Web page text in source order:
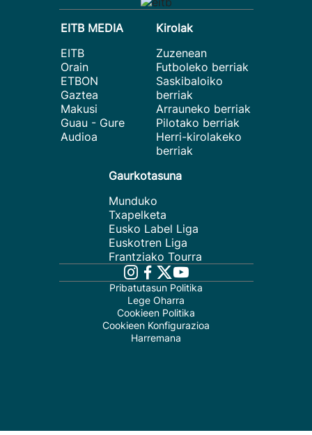
EITB MEDIA
EITB
Orain
ETBON
Gaztea
Makusi
Guau - Gure
Audioa
Kirolak
Zuzenean
Futboleko berriak
Saskibaloiko
berriak
Arrauneko berriak
Pilotako berriak
Herri-kirolakeko
berriak
Gaurkotasuna
Munduko
Txapelketa
Eusko Label Liga
Euskotren Liga
Frantziako Tourra
Pribatutasun Politika
Lege Oharra
Cookieen Politika
Cookieen Konfigurazioa
Harremana